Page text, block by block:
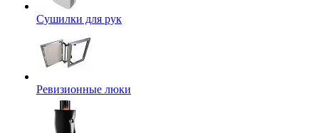
Сушилки для рук
Ревизионные люки